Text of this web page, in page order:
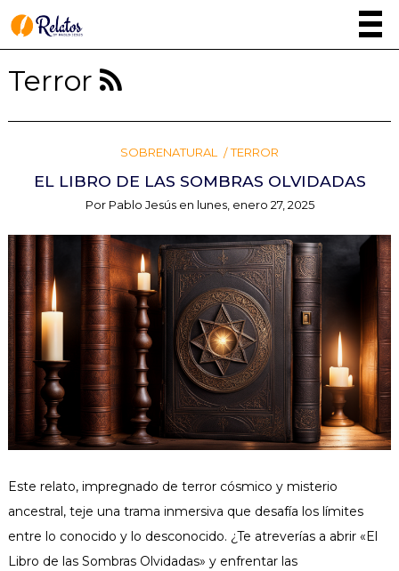
Terror
SOBRENATURAL TERROR
EL LIBRO DE LAS SOMBRAS OLVIDADAS
Por Pablo Jesús en lunes, enero 27, 2025
Este relato, impregnado de terror cósmico y misterio
ancestral, teje una trama inmersiva que desafía los límites
entre lo conocido y lo desconocido. ¿Te atreverías a abrir «El
Libro de las Sombras Olvidadas» y enfrentar las